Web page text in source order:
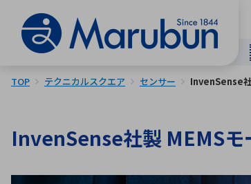
TOP テクニカルスクエア センサー InvenSense
InvenSense社製 MEMSモ